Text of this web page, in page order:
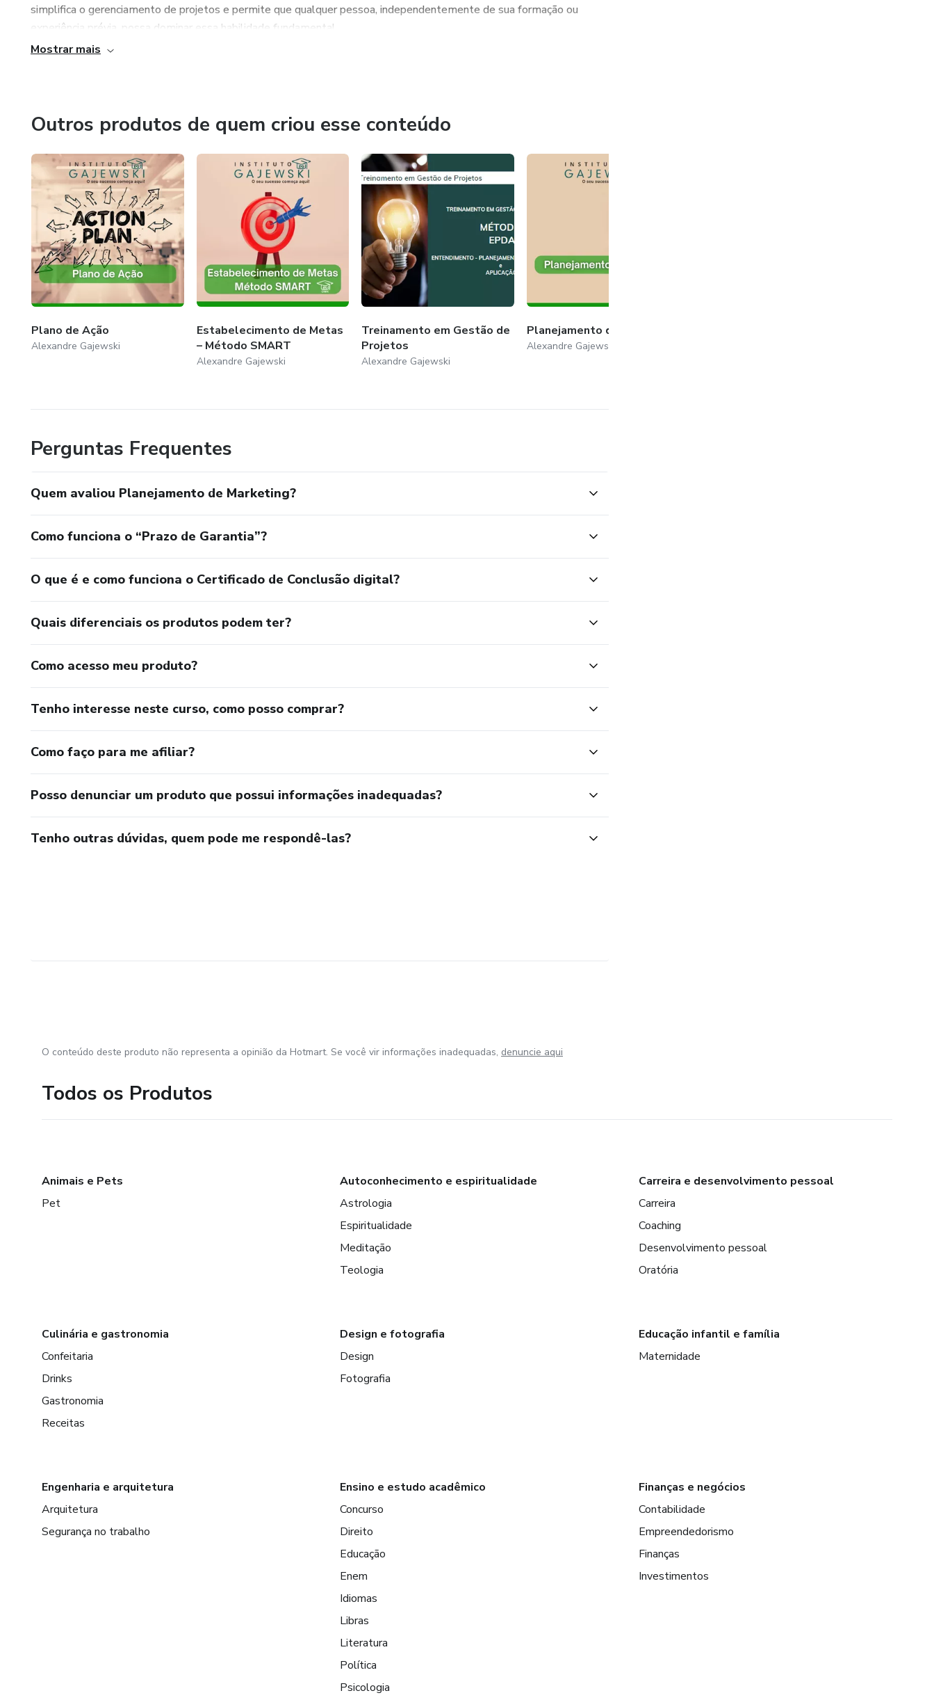
simplifica o gerenciamento de projetos e permite que qualquer pessoa, independentemente de sua formação ou
experiência prévia, possa dominar essa habilidade fundamental.
Ao adquirir o produto de Alexandre Gajewski, você terá acesso a um conteúdo exclusivo, repleto de dicas práticas,
ferramentas eficientes e estratégias comprovadas para o gerenciamento de projetos. Prepare-se para transformar
sua forma de trabalhar, aumentar sua produtividade e alcançar resultados surpreendentes.
Não perca a oportunidade de aprender com um verdadeiro especialista e referência na área. Junte-se a Alexandre
Gajewski nessa jornada de aprendizado e descubra como se tornar um mestre no gerenciamento de projetos.
Mostrar mais
Outros produtos de quem criou esse conteúdo
Plano de Ação
Alexandre Gajewski
Estabelecimento de Metas
– Método SMART
Alexandre Gajewski
Treinamento em Gestão de
Projetos
Alexandre Gajewski
Planejamento do Tempo
Alexandre Gajewski
Perguntas Frequentes
Quem avaliou Planejamento de Marketing?
Como funciona o “Prazo de Garantia”?
O que é e como funciona o Certificado de Conclusão digital?
Quais diferenciais os produtos podem ter?
Como acesso meu produto?
Tenho interesse neste curso, como posso comprar?
Como faço para me afiliar?
Posso denunciar um produto que possui informações inadequadas?
Tenho outras dúvidas, quem pode me respondê-las?
O conteúdo deste produto não representa a opinião da Hotmart. Se você vir informações inadequadas, denuncie aqui
Todos os Produtos
Animais e Pets
Pet
Autoconhecimento e espiritualidade
Astrologia
Espiritualidade
Meditação
Teologia
Carreira e desenvolvimento pessoal
Carreira
Coaching
Desenvolvimento pessoal
Oratória
Culinária e gastronomia
Confeitaria
Drinks
Gastronomia
Receitas
Design e fotografia
Design
Fotografia
Educação infantil e família
Maternidade
Engenharia e arquitetura
Arquitetura
Segurança no trabalho
Ensino e estudo acadêmico
Concurso
Direito
Educação
Enem
Idiomas
Libras
Literatura
Política
Psicologia
Finanças e negócios
Contabilidade
Empreendedorismo
Finanças
Investimentos